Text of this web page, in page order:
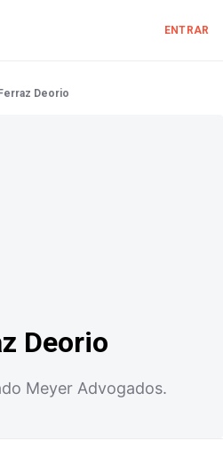
ENTRAR
Deorio
Deorio
Meyer Advogados.